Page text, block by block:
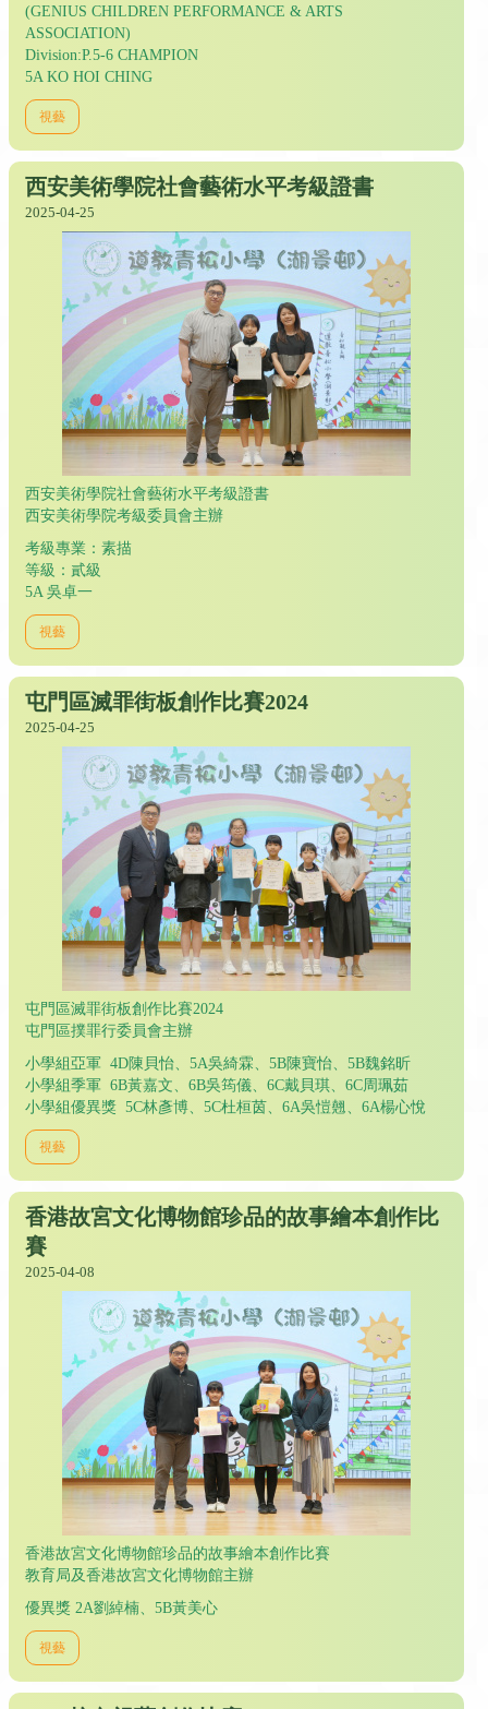
(GENIUS CHILDREN PERFORMANCE & ARTS
ASSOCIATION)
Division:P.5-6 CHAMPION
5A KO HOI CHING
視藝
西安美術學院社會藝術水平考級證書
2025-04-25
西安美術學院社會藝術水平考級證書
西安美術學院考級委員會主辦
考級專業：素描
等級：貳級
5A 吳卓一
視藝
屯門區滅罪街板創作比賽2024
2025-04-25
屯門區滅罪街板創作比賽2024
屯門區撲罪行委員會主辦
小學組亞軍 4D陳貝怡、5A吳綺霖、5B陳寶怡、5B魏銘昕
小學組季軍 6B黃嘉文、6B吳筠儀、6C戴貝琪、6C周珮茹
小學組優異獎 5C林彥博、5C杜桓茵、6A吳愷翹、6A楊心悅
視藝
香港故宮文化博物館珍品的故事繪本創作比
賽
2025-04-08
香港故宮文化博物館珍品的故事繪本創作比賽
教育局及香港故宮文化博物館主辦
優異獎 2A劉綽楠、5B黃美心
視藝